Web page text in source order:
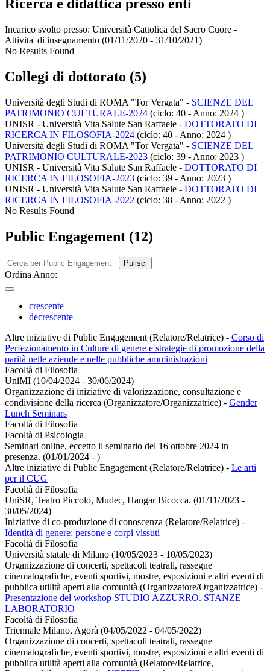
Ricerca e didattica presso enti
Incarico svolto presso: Università Cattolica del Sacro Cuore -
Attivita' di insegnamento (01/11/2020 - 31/10/2021)
No Results Found
Collegi di dottorato (5)
Università degli Studi di ROMA "Tor Vergata" - SCIENZE DEL
PATRIMONIO CULTURALE-2024 (ciclo: 40 - Anno: 2024 )
UNISR - Università Vita Salute San Raffaele - DOTTORATO DI
RICERCA IN FILOSOFIA-2024 (ciclo: 40 - Anno: 2024 )
Università degli Studi di ROMA "Tor Vergata" - SCIENZE DEL
PATRIMONIO CULTURALE-2023 (ciclo: 39 - Anno: 2023 )
UNISR - Università Vita Salute San Raffaele - DOTTORATO DI
RICERCA IN FILOSOFIA-2023 (ciclo: 39 - Anno: 2023 )
UNISR - Università Vita Salute San Raffaele - DOTTORATO DI
RICERCA IN FILOSOFIA-2022 (ciclo: 38 - Anno: 2022 )
No Results Found
Public Engagement (12)
Pulisci
Ordina Anno:
crescente
decrescente
Altre iniziative di Public Engagement (Relatore/Relatrice) - Corso di
Perfezionamento in Culture di genere e strategie di promozione della
parità nelle aziende e nelle pubbliche amministrazioni
Facoltà di Filosofia
UniMI (10/04/2024 - 30/06/2024)
Organizzazione di iniziative di valorizzazione, consultazione e
condivisione della ricerca (Organizzatore/Organizzatrice) - Gender
Lunch Seminars
Facoltà di Filosofia
Facoltà di Psicologia
Seminari online, eccetto il seminario del 16 ottobre 2024 in
presenza. (01/01/2024 - )
Altre iniziative di Public Engagement (Relatore/Relatrice) - Le arti
per il CUG
Facoltà di Filosofia
UniSR, Teatro Piccolo, Mudec, Hangar Bicocca. (01/11/2023 -
30/05/2024)
Iniziative di co-produzione di conoscenza (Relatore/Relatrice) -
Identità di genere: persone e corpi vissuti
Facoltà di Filosofia
Università statale di Milano (10/05/2023 - 10/05/2023)
Organizzazione di concerti, spettacoli teatrali, rassegne
cinematografiche, eventi sportivi, mostre, esposizioni e altri eventi di
pubblica utilità aperti alla comunità (Organizzatore/Organizzatrice) -
Presentazione del workshop STUDIO AZZURRO. STANZE
LABORATORIO
Facoltà di Filosofia
Triennale Milano, Agorà (04/05/2022 - 04/05/2022)
Organizzazione di concerti, spettacoli teatrali, rassegne
cinematografiche, eventi sportivi, mostre, esposizioni e altri eventi di
pubblica utilità aperti alla comunità (Relatore/Relatrice,